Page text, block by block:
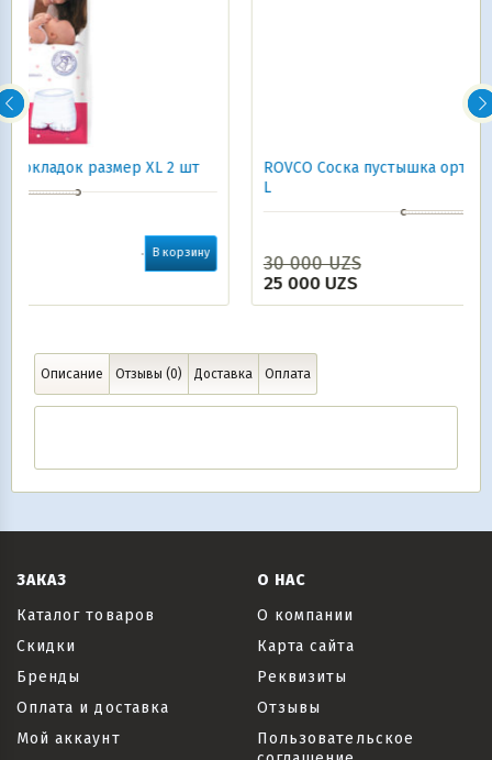
ROVCO Соска пустышка ортодонтическая 6+ размер
L
UZS
Описание Отзывы (0) Доставка Оплата
ЗАКАЗ
Каталог товаров
Скидки
Бренды
Оплата и доставка
Мой аккаунт
О НАС
О компании
Карта сайта
Реквизиты
Отзывы
Пользовательское